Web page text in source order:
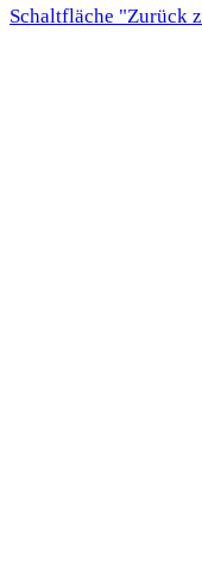
Schaltfläche "Zurück